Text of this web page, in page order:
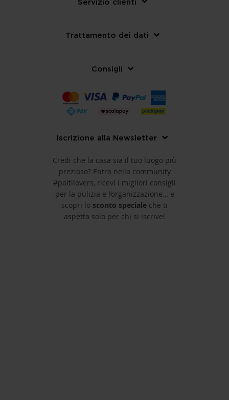
Trattamento dei dati
Consigli
Iscrizione alla Newsletter
Credi che la casa sia il tuo luogo più
prezioso? Entra nella community
#poltilovers, ricevi i migliori consigli
per la pulizia e l’organizzazione… e
scopri lo sconto speciale che ti
aspetta solo per chi si iscrive!